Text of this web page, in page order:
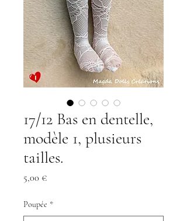
17/12 Bas en dentelle,
modèle 1, plusieurs
tailles.
5,00 €Precio
Poupée *